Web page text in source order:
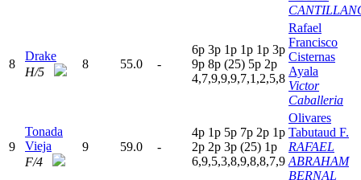
8
Drake
H/5
8 55.0 -
6p 3p 1p 1p 1p 3p
9p 8p (25) 5p 2p
4,7,9,9,9,7,1,2,5,8
Rafael
Francisco
Cisternas
Ayala
Victor
Caballeria
9
Tonada
Vieja
F/4
9 59.0 -
4p 1p 5p 7p 2p 1p
2p 2p 3p (25) 1p
6,9,5,3,8,9,8,8,7,9
Olivares
Tabutaud F.
RAFAEL
ABRAHAM
BERNAL